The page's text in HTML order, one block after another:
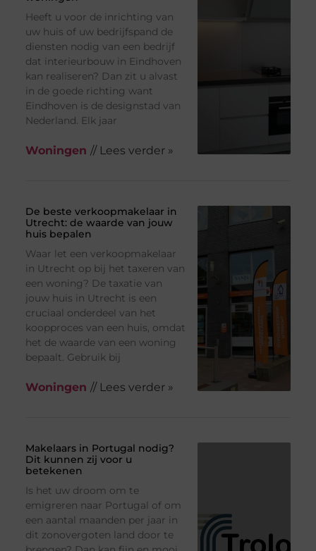
Heeft u voor de inrichting van
uw huis of uw bedrijfspand de
diensten nodig van een bedrijf
dat interieurbouw in Eindhoven
kan realiseren? Dan zit u alvast
in de goede richting want
Eindhoven is de designstad van
Nederland. Elk jaar
Woningen // Lees verder »
De beste verkoopmakelaar in
Utrecht: de waarde van jouw
huis bepalen
Waar let een verkoopmakelaar
in Utrecht op bij het taxeren van
een woning? De taxatie van
jouw huis in Utrecht is een
cruciaal onderdeel van het
koopproces van een huis, omdat
het de waarde van een woning
bepaalt. Gebruik bij
Woningen // Lees verder »
Makelaars in Portugal nodig?
Dit kunnen zij voor u
betekenen
Is het uw droom om te
emigreren naar Portugal of om
een aantal maanden per jaar in
dit zonovergoten land door te